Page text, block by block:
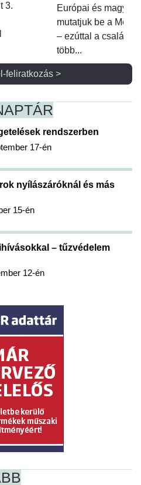
3.
Európai és magyar
mutatjuk be a
– ezúttal a családi
több...
feliratkozás >
rendszerben
17-én
nyílászáróknál és más
15-én
– tűzvédelem
12-én